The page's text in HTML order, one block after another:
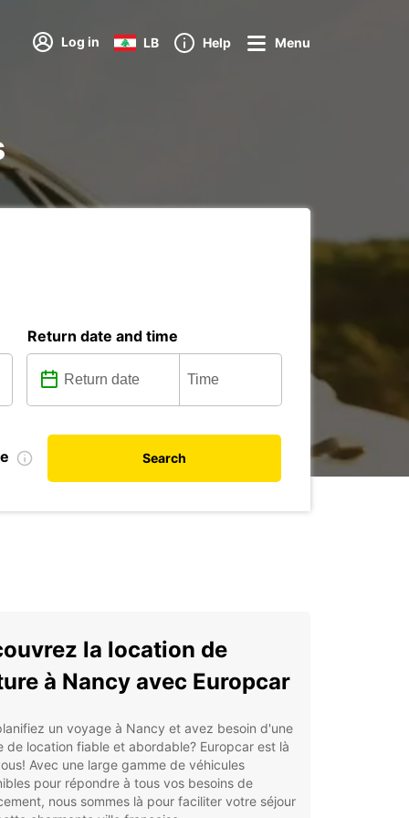
Log in LB Help Menu
Return date and time
Search
la location de
à Nancy avec Europcar
un voyage à Nancy et avez besoin d'une
de location fiable et abordable? Europcar est là
Avec une large gamme de véhicules
pour répondre à tous vos besoins de
nous sommes là pour faciliter votre séjour